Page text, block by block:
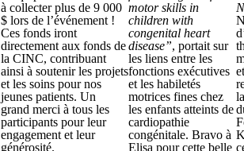
à collecter plus de 9 000
$ lors de l’événement !
Ces fonds iront
directement aux fonds de
la CINC, contribuant
ainsi à soutenir les projets
et les soins pour nos
jeunes patients. Un
grand merci à tous les
participants pour leur
engagement et leur
générosité.
motor skills in
children with
congenital heart
disease”, portait sur
les liens entre les
fonctions exécutives
et les habiletés
motrices fines chez
les enfants atteints de
cardiopathie
congénitale. Bravo à
Elisa pour cette belle